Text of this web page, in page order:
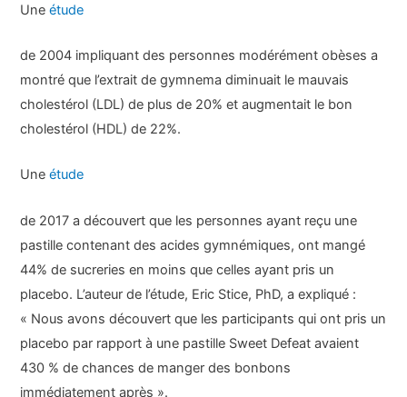
Uneétude
de 2004 impliquant des personnes modérément obèses a
montré que l’extrait de gymnema diminuait le mauvais
cholestérol (LDL) de plus de 20% et augmentait le bon
cholestérol (HDL) de 22%.
Uneétude
de 2017 a découvert que les personnes ayant reçu une
pastille contenant des acides gymnémiques, ont mangé
44% de sucreries en moins que celles ayant pris un
placebo. L’auteur de l’étude, Eric Stice, PhD, a expliqué :
« Nous avons découvert que les participants qui ont pris un
placebo par rapport à une pastille Sweet Defeat avaient
430 % de chances de manger des bonbons
immédiatement après ».